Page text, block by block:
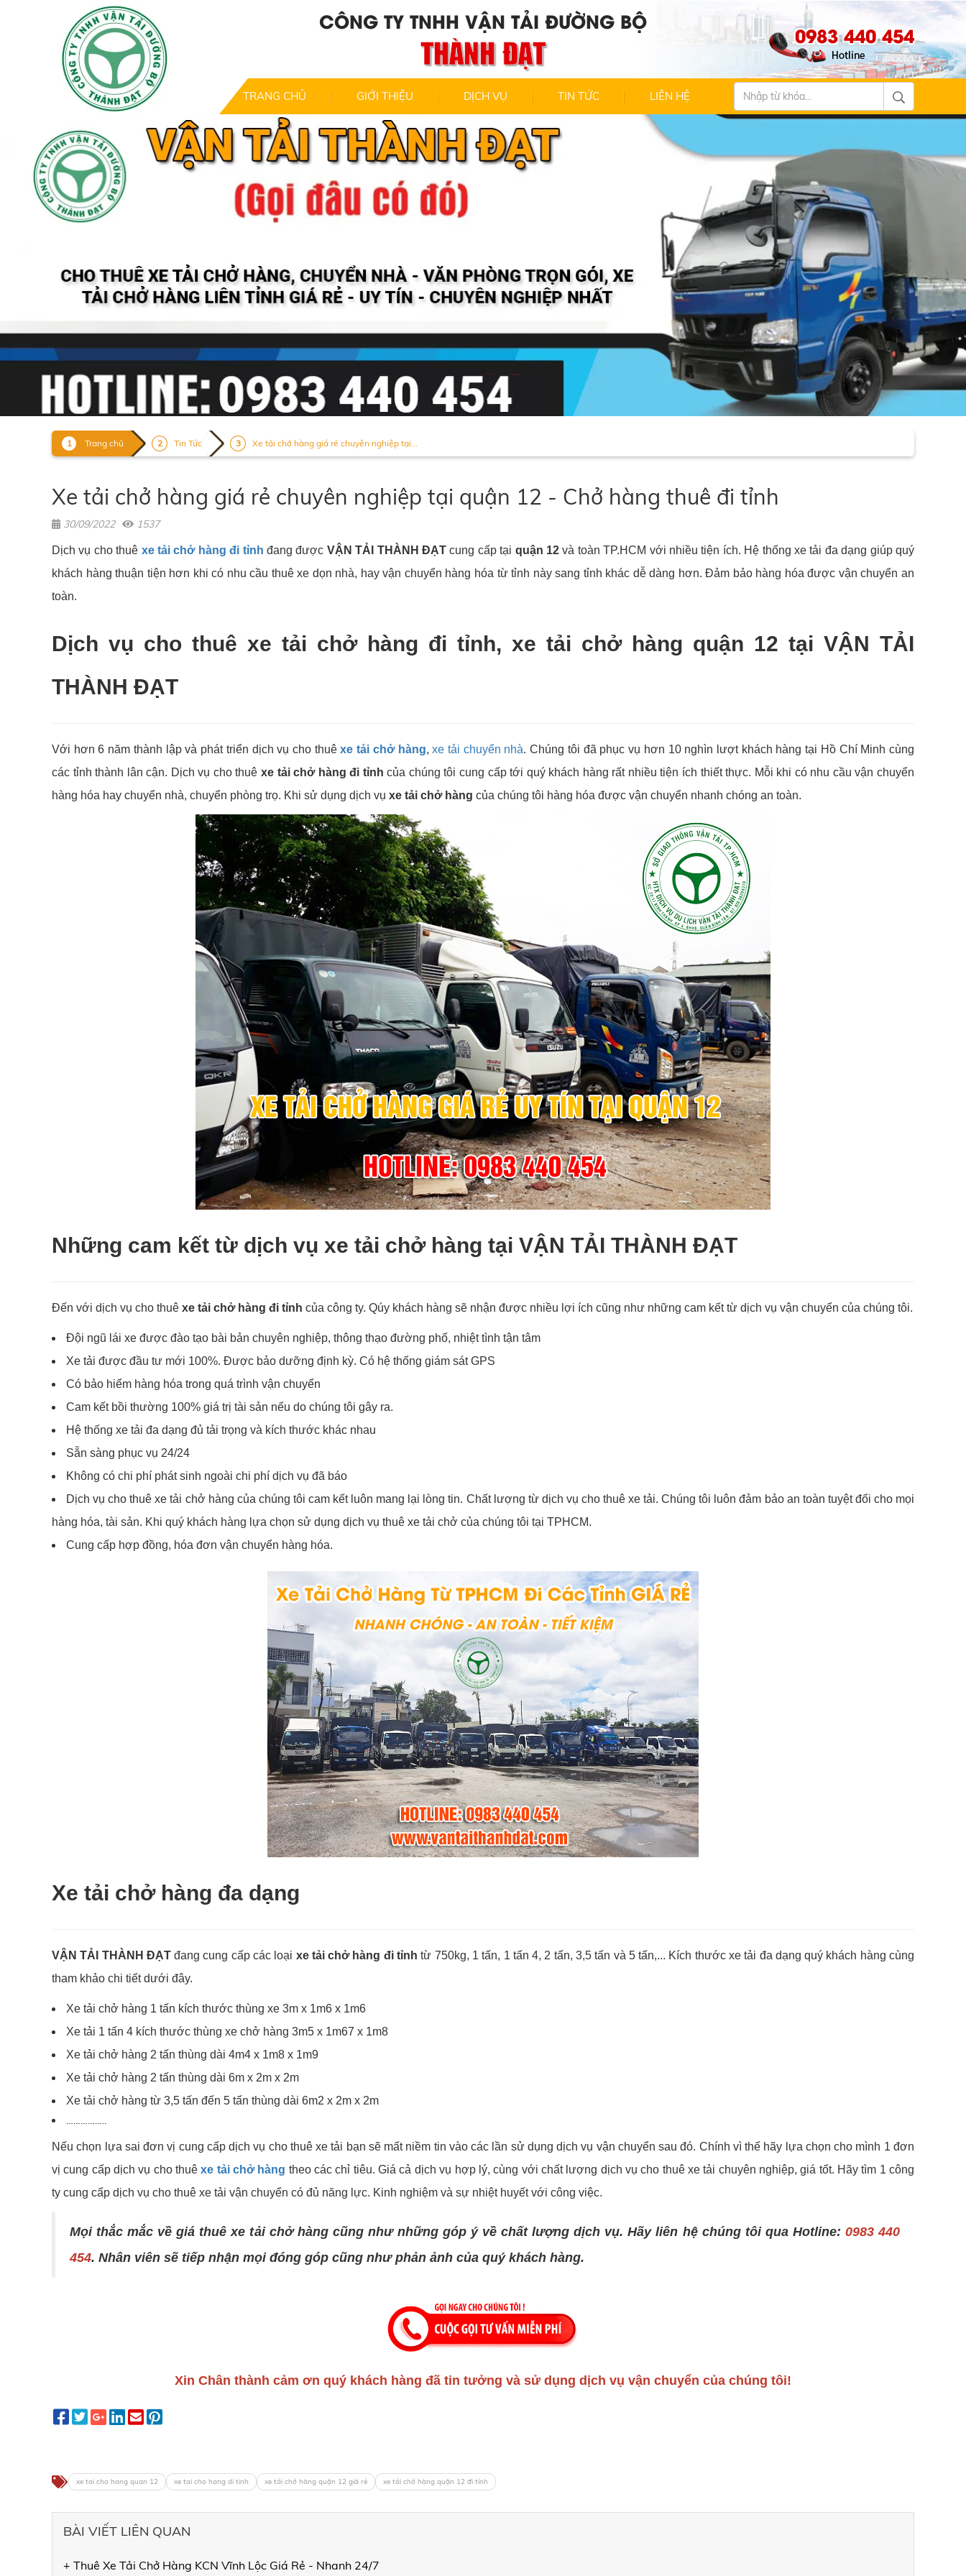
CÔNG TY TNHH VẬN TẢI ĐƯỜNG BỘ
THÀNH ĐẠT 0983 440 454
TRANG CHỦ GIỚI THIỆU DỊCH VỤ TIN TỨC LIÊN HỆ
Trang chủ Tin Tức Xe tải chở hàng giá rẻ chuyên nghiệp tại...
Xe tải chở hàng giá rẻ chuyên nghiệp tại quận 12 - Chở hàng thuê đi tỉnh
30/09/2022 1537
Dịch vụ cho thuê xe tải chở hàng đi tỉnh đang được VẬN TẢI THÀNH ĐẠT cung cấp tại quận 12 và toàn TP.HCM với nhiều tiện ích. Hệ thống xe tải đa dạng giúp quý
khách hàng thuận tiện hơn khi có nhu cầu thuê xe dọn nhà, hay vận chuyển hàng hóa từ tỉnh này sang tỉnh khác dễ dàng hơn. Đảm bảo hàng hóa được vận chuyển an
toàn.
Dịch vụ cho thuê xe tải chở hàng đi tỉnh, xe tải chở hàng quận 12 tại VẬN TẢI
THÀNH ĐẠT
Với hơn 6 năm thành lập và phát triển dịch vụ cho thuêxe tải chở hàng,xe tải chuyển nhà. Chúng tôi đã phục vụ hơn 10 nghìn lượt khách hàng tại Hồ Chí Minh cùng
các tỉnh thành lân cận. Dịch vụ cho thuê xe tải chở hàng đi tỉnh của chúng tôi cung cấp tới quý khách hàng rất nhiều tiện ích thiết thực. Mỗi khi có nhu cầu vận chuyển
hàng hóa hay chuyển nhà, chuyển phòng trọ. Khi sử dụng dịch vụ xe tải chở hàng của chúng tôi hàng hóa được vận chuyển nhanh chóng an toàn.
Những cam kết từ dịch vụ xe tải chở hàng tại VẬN TẢI THÀNH ĐẠT
Đến với dịch vụ cho thuê xe tải chở hàng đi tỉnh của công ty. Qúy khách hàng sẽ nhận được nhiều lợi ích cũng như những cam kết từ dịch vụ vận chuyển của chúng tôi.
Đội ngũ lái xe được đào tạo bài bản chuyên nghiệp, thông thạo đường phố, nhiệt tình tận tâm
Xe tải được đầu tư mới 100%. Được bảo dưỡng định kỳ. Có hệ thống giám sát GPS
Có bảo hiểm hàng hóa trong quá trình vận chuyển
Cam kết bồi thường 100% giá trị tài sản nếu do chúng tôi gây ra.
Hệ thống xe tải đa dạng đủ tải trọng và kích thước khác nhau
Sẵn sàng phục vụ 24/24
Không có chi phí phát sinh ngoài chi phí dịch vụ đã báo
Dịch vụ cho thuê xe tải chở hàng của chúng tôi cam kết luôn mang lại lòng tin. Chất lượng từ dịch vụ cho thuê xe tải. Chúng tôi luôn đảm bảo an toàn tuyệt đối cho mọi
hàng hóa, tài sản. Khi quý khách hàng lựa chọn sử dụng dịch vụ thuê xe tải chở của chúng tôi tại TPHCM.
Cung cấp hợp đồng, hóa đơn vận chuyển hàng hóa.
Xe tải chở hàng đa dạng
VẬN TẢI THÀNH ĐẠTđang cung cấp các loại xe tải chở hàng đi tỉnh từ 750kg, 1 tấn, 1 tấn 4, 2 tấn, 3,5 tấn và 5 tấn,... Kích thước xe tải đa dạng quý khách hàng cùng
tham khảo chi tiết dưới đây.
Xe tải chở hàng 1 tấn kích thước thùng xe 3m x 1m6 x 1m6
Xe tải 1 tấn 4 kích thước thùng xe chở hàng 3m5 x 1m67 x 1m8
Xe tải chở hàng 2 tấn thùng dài 4m4 x 1m8 x 1m9
Xe tải chở hàng 2 tấn thùng dài 6m x 2m x 2m
Xe tải chở hàng từ 3,5 tấn đến 5 tấn thùng dài 6m2 x 2m x 2m
……………..
Nếu chọn lựa sai đơn vị cung cấp dịch vụ cho thuê xe tải bạn sẽ mất niềm tin vào các lần sử dụng dịch vụ vận chuyển sau đó. Chính vì thế hãy lựa chọn cho mình 1 đơn
vị cung cấp dịch vụ cho thuêxe tải chở hàng theo các chỉ tiêu. Giá cả dịch vụ hợp lý, cùng với chất lượng dịch vụ cho thuê xe tải chuyên nghiệp, giá tốt. Hãy tìm 1 công
ty cung cấp dịch vụ cho thuê xe tải vận chuyển có đủ năng lực. Kinh nghiệm và sự nhiệt huyết với công việc.
Mọi thắc mắc về giá thuê xe tải chở hàng cũng như những góp ý về chất lượng dịch vụ. Hãy liên hệ chúng tôi qua Hotline: 0983 440
454. Nhân viên sẽ tiếp nhận mọi đóng góp cũng như phản ảnh của quý khách hàng.
Xin Chân thành cảm ơn quý khách hàng đã tin tưởng và sử dụng dịch vụ vận chuyển của chúng tôi!
xe tai cho hang quan 12 xe tai cho hang di tinh xe tải chở hàng quận 12 giá rẻ xe tải chở hàng quận 12 đi tỉnh
BÀI VIẾT LIÊN QUAN
+ Thuê Xe Tải Chở Hàng KCN Vĩnh Lộc Giá Rẻ - Nhanh 24/7